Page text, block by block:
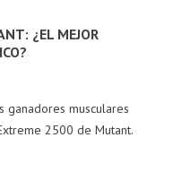
¿EL MEJOR
ganadores musculares
2500 de Mutant.